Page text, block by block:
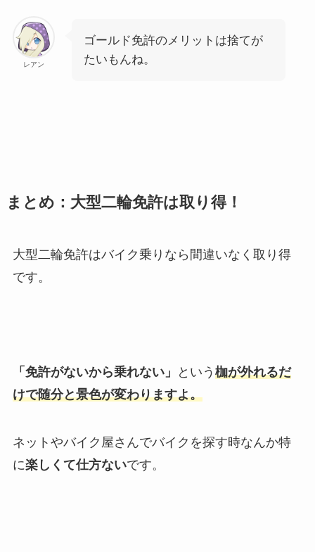
レアン
ゴールド免許のメリットは捨てが
たいもんね。
まとめ：大型二輪免許は取り得！
大型二輪免許はバイク乗りなら間違いなく取り得
です。
「免許がないから乗れない」 という 枷が外れるだ
けで随分と景色が変わりますよ。
ネットやバイク屋さんでバイクを探す時なんか特
に楽しくて仕方ないです。